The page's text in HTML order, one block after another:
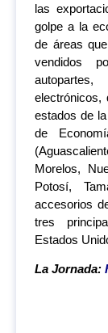
las
golpe a la
de áreas
vendidos
electrónicos,
estados de
de
Morelos,
Potosí,
accesorios
tres
Estados
La Jornada: